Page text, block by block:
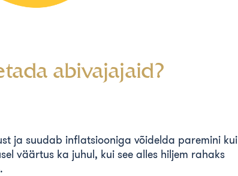
abivajajaid?
ja suudab inflatsiooniga võidelda paremini kui
väärtus ka juhul, kui see alles hiljem rahaks